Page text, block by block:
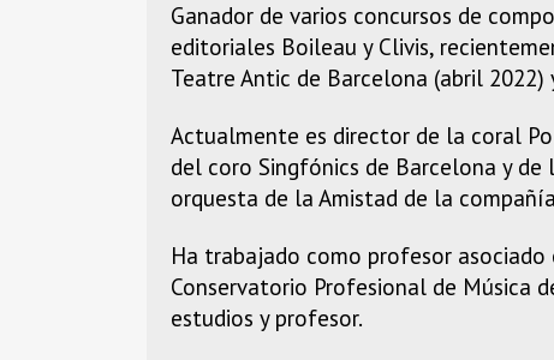
Ganador de varios concursos de
editoriales Boileau y Clivis,
Teatre Antic de Barcelona (abril
Actualmente es director de la coral
del coro Singfónics de Barcelona y de
orquesta de la Amistad de la
Ha trabajado como profesor
Conservatorio Profesional de Música
estudios y profesor.